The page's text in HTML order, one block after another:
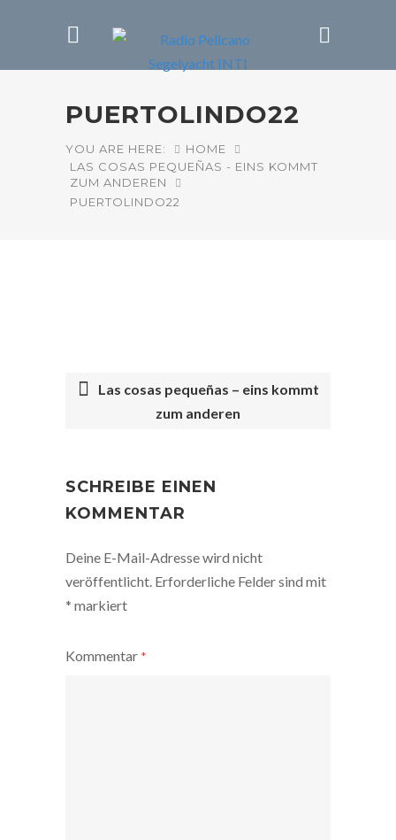
PUERTOLINDO22
YOU ARE HERE:
HOME
LAS COSAS PEQUEÑAS - EINS KOMMT
ZUM ANDEREN
PUERTOLINDO22
Las cosas pequeñas – eins kommt
zum anderen
SCHREIBE EINEN
KOMMENTAR
Deine E-Mail-Adresse wird nicht
veröffentlicht. Erforderliche Felder sind mit
* markiert
Kommentar *